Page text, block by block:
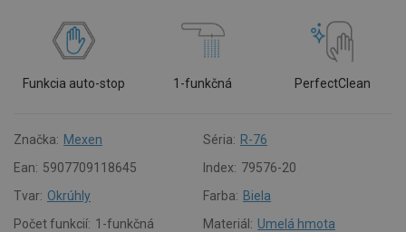
Funkcia auto-stop 1-funkčná PerfectClean
Značka: Mexen Séria: R-76
Ean: 5907709118645 Index: 79576-20
Tvar: Okrúhly Farba: Biela
Počet funkcií: 1-funkčná Materiál: Umelá hmota